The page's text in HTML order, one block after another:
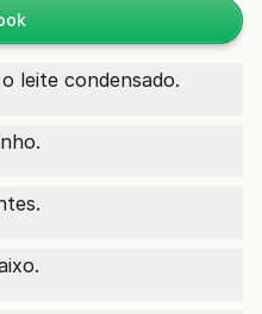
leite condensado.